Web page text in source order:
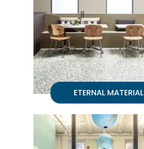
ETERNAL MATERIAL